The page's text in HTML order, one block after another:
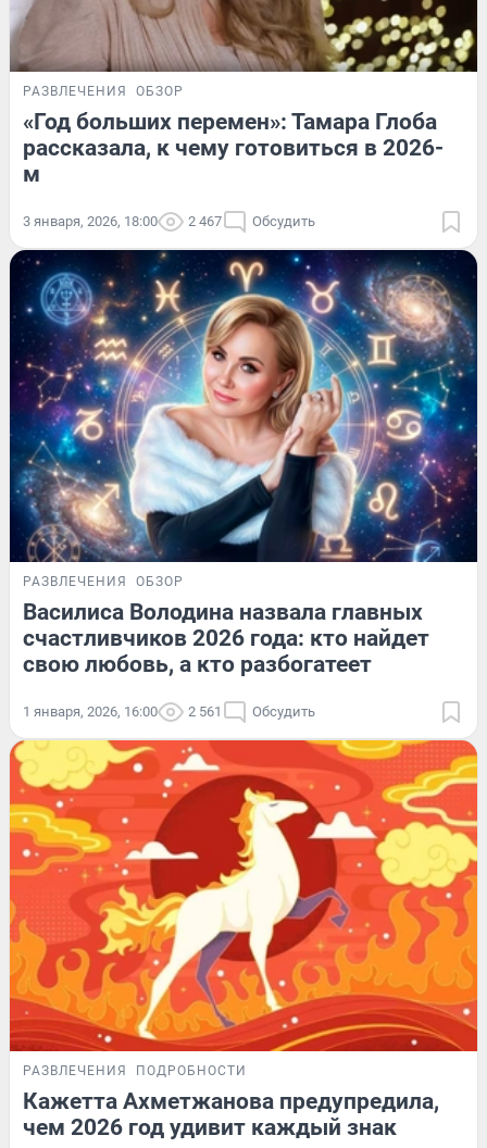
РАЗВЛЕЧЕНИЯ ОБЗОР
«Год больших перемен»: Тамара Глоба
рассказала, к чему готовиться в 2026-
м
3 января, 2026, 18:00 2 467 Обсудить
РАЗВЛЕЧЕНИЯ ОБЗОР
Василиса Володина назвала главных
счастливчиков 2026 года: кто найдет
свою любовь, а кто разбогатеет
1 января, 2026, 16:00 2 561 Обсудить
РАЗВЛЕЧЕНИЯ ПОДРОБНОСТИ
Кажетта Ахметжанова предупредила,
чем 2026 год удивит каждый знак